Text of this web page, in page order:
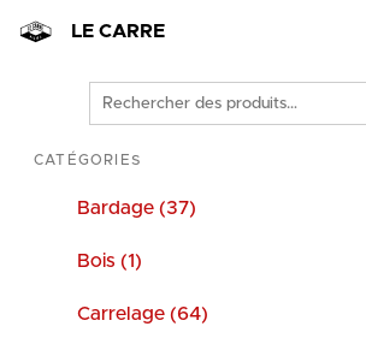
LE CARRE
Rechercher
des
produits
CATÉGORIES
Bardage (37)
Bois (1)
Carrelage (64)